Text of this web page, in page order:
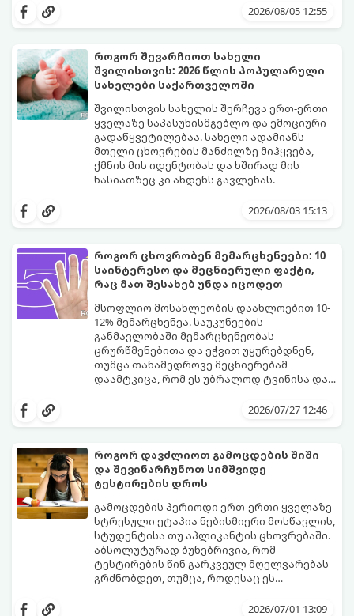
3 თვეში მნიშვნელოვან პროგრესს
2026/08/05 12:55
როგორ შევარჩიოთ სახელი
შვილისთვის: 2026 წლის პოპულარული
სახელები საქართველოში
შვილისთვის სახელის შერჩევა ერთ-ერთი
ყველაზე საპასუხისმგებლო და ემოციური
გადაწყვეტილებაა. სახელი ადამიანს
მთელი ცხოვრების მანძილზე მიჰყვება,
ქმნის მის იდენტობას და ხშირად მის
ხასიათზეც კი ახდენს გავლენას.
საგრძნობლად შეიცვალა: ტრადიციულ და
ჟღერად და თანამედროვე სახელებს.
2026/08/03 15:13
როგორ ცხოვრობენ მემარცხენეები: 10
საინტერესო და მეცნიერული ფაქტი,
რაც მათ შესახებ უნდა იცოდეთ
მსოფლიო მოსახლეობის დაახლოებით 10-
12% მემარცხენეა. საუკუნეების
განმავლობაში მემარცხენეობას
ცრურწმენებითა და ეჭვით უყურებდნენ,
თუმცა თანამედროვე მეცნიერებამ
დაამტკიცა, რომ ეს უბრალოდ ტვინისა და
ფაქტს იმის შესახებ, თუ როგორ მუშაობს
მათ ყოველდღიურ ცხოვრებაში.
2026/07/27 12:46
როგორ დავძლიოთ გამოცდების შიში
და შევინარჩუნოთ სიმშვიდე
ტესტირების დროს
გამოცდების პერიოდი ერთ-ერთი ყველაზე
სტრესული ეტაპია ნებისმიერი მოსწავლის,
სტუდენტისა თუ აპლიკანტის ცხოვრებაში.
აბსოლუტურად ბუნებრივია, რომ
ტესტირების წინ გარკვეულ მღელვარებას
გრძნობდეთ, თუმცა, როდესაც ეს
გადადის, ის ბლოკავს ტვინის რესურსებს.
მხოლოდ ცოდნის ნაკლებობით არ არის
2026/07/01 13:09